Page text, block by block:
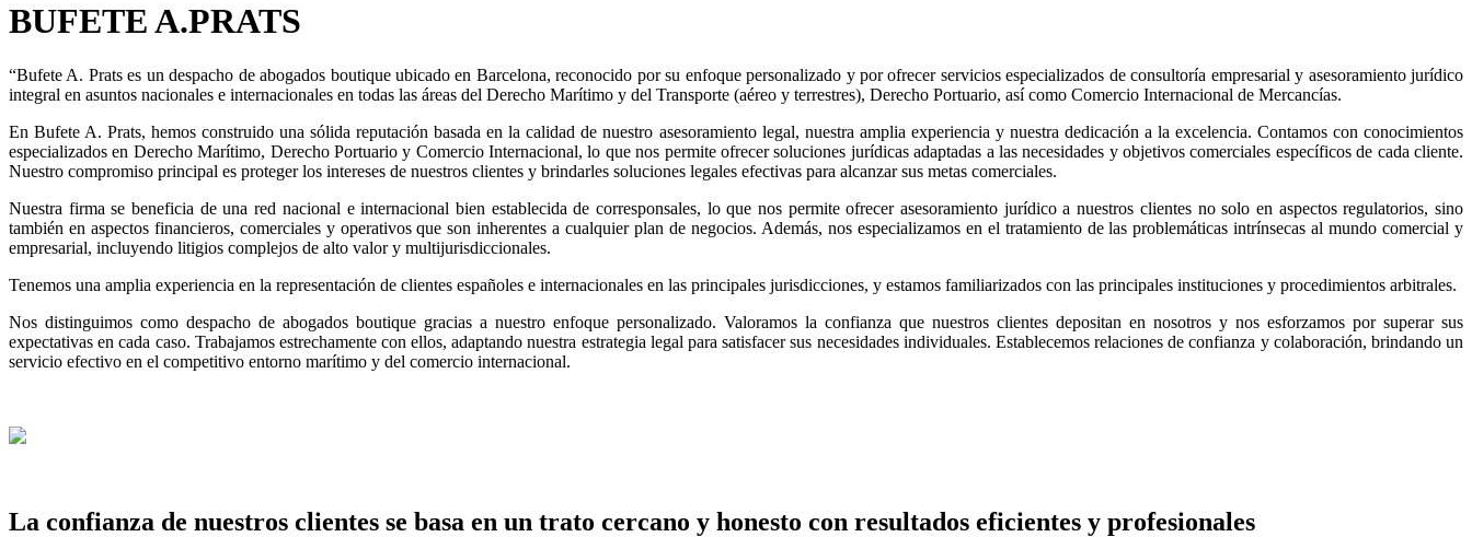
BUFETE A.PRATS
“Bufete A. Prats es un despacho de abogados boutique ubicado en Barcelona, reconocido por su enfoque personalizado y por ofrecer servicios especializados de consultoría empresarial y asesoramiento jurídico
integral en asuntos nacionales e internacionales en todas las áreas del Derecho Marítimo y del Transporte (aéreo y terrestres), Derecho Portuario, así como Comercio Internacional de Mercancías.
En Bufete A. Prats, hemos construido una sólida reputación basada en la calidad de nuestro asesoramiento legal, nuestra amplia experiencia y nuestra dedicación a la excelencia. Contamos con conocimientos
especializados en Derecho Marítimo, Derecho Portuario y Comercio Internacional, lo que nos permite ofrecer soluciones jurídicas adaptadas a las necesidades y objetivos comerciales específicos de cada cliente.
Nuestro compromiso principal es proteger los intereses de nuestros clientes y brindarles soluciones legales efectivas para alcanzar sus metas comerciales.
Nuestra firma se beneficia de una red nacional e internacional bien establecida de corresponsales, lo que nos permite ofrecer asesoramiento jurídico a nuestros clientes no solo en aspectos regulatorios, sino
también en aspectos financieros, comerciales y operativos que son inherentes a cualquier plan de negocios. Además, nos especializamos en el tratamiento de las problemáticas intrínsecas al mundo comercial y
empresarial, incluyendo litigios complejos de alto valor y multijurisdiccionales.
Tenemos una amplia experiencia en la representación de clientes españoles e internacionales en las principales jurisdicciones, y estamos familiarizados con las principales instituciones y procedimientos arbitrales.
Nos distinguimos como despacho de abogados boutique gracias a nuestro enfoque personalizado. Valoramos la confianza que nuestros clientes depositan en nosotros y nos esforzamos por superar sus
expectativas en cada caso. Trabajamos estrechamente con ellos, adaptando nuestra estrategia legal para satisfacer sus necesidades individuales. Establecemos relaciones de confianza y colaboración, brindando un
servicio efectivo en el competitivo entorno marítimo y del comercio internacional.
La confianza de nuestros clientes se basa en un trato cercano y honesto con resultados eficientes y profesionales